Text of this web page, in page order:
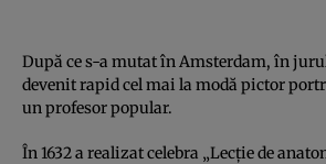
După ce s-a mutat în Amsterdam, în jurul
devenit rapid cel mai la modă pictor
un profesor popular.
În 1632 a realizat celebra „Lecţie de